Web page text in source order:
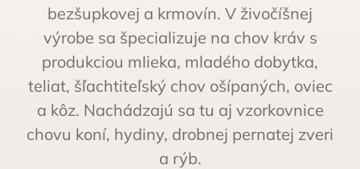
bezšupkovej a krmovín. V živočíšnej
výrobe sa špecializuje na chov kráv s
produkciou mlieka, mladého dobytka,
teliat, šľachtiteľský chov ošípaných, oviec
a kôz. Nachádzajú sa tu aj vzorkovnice
chovu koní, hydiny, drobnej pernatej zveri
a rýb.